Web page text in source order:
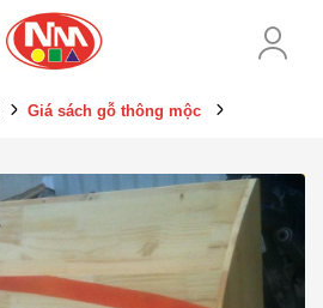
Giá sách gỗ thông mộc